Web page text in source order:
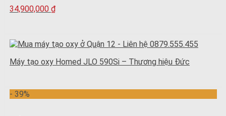
34,900,000 ₫
Máy tạo oxy Homed JLO 590Si – Thương hiệu Đức
- 39%